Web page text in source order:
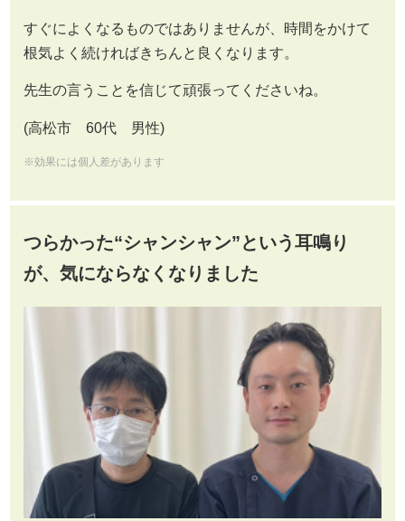
すぐによくなるものではありませんが、時間をかけて
根気よく続ければきちんと良くなります。
先生の言うことを信じて頑張ってくださいね。
(高松市 60代 男性)
※効果には個人差があります
つらかった“シャンシャン”という耳鳴り
が、気にならなくなりました